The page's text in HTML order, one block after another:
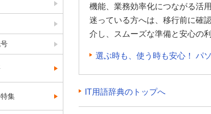
機能、業務効率化につながる活
迷っている方へは、移行前に確
介し、スムーズな準備と安心の
選ぶ時も、使う時も安心！ パ
IT用語辞典のトップへ
集